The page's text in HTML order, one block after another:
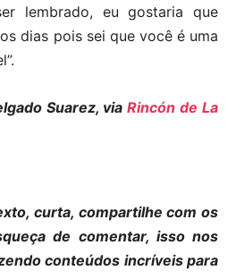
lembrado, eu gostaria que
dias pois sei que você é uma
Suarez, viaRincón de La
curta, compartilhe com os
de comentar, isso nos
conteúdos incríveis para